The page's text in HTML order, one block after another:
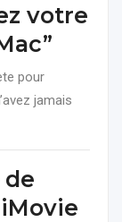
votre
pour
jamais